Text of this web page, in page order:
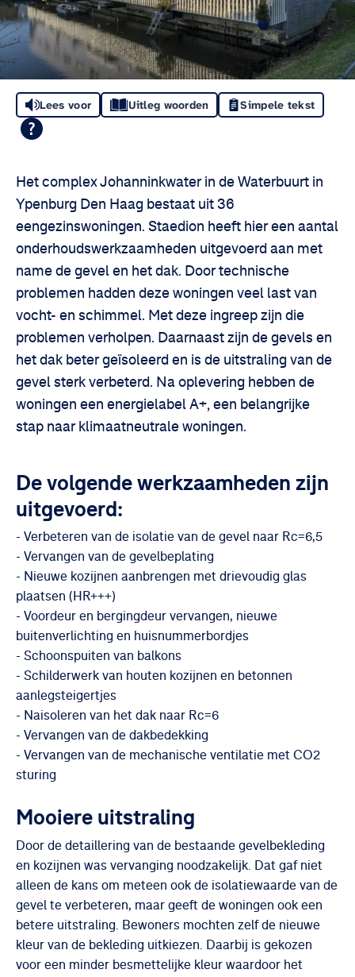
Lees voor Uitleg woorden Simpele tekst
Het complex Johanninkwater in de Waterbuurt in
Ypenburg Den Haag bestaat uit 36
eengezinswoningen. Staedion heeft hier een aantal
onderhoudswerkzaamheden uitgevoerd aan met
name de gevel en het dak. Door technische
problemen hadden deze woningen veel last van
vocht- en schimmel. Met deze ingreep zijn die
problemen verholpen. Daarnaast zijn de gevels en
het dak beter geïsoleerd en is de uitstraling van de
gevel sterk verbeterd. Na oplevering hebben de
woningen een energielabel A+, een belangrijke
stap naar klimaatneutrale woningen.
De volgende werkzaamheden zijn
uitgevoerd:
- Verbeteren van de isolatie van de gevel naar Rc=6,5
- Vervangen van de gevelbeplating
- Nieuwe kozijnen aanbrengen met drievoudig glas
plaatsen (HR+++)
- Voordeur en bergingdeur vervangen, nieuwe
buitenverlichting en huisnummerbordjes
- Schoonspuiten van balkons
- Schilderwerk van houten kozijnen en betonnen
aanlegsteigertjes
- Naisoleren van het dak naar Rc=6
- Vervangen van de dakbedekking
- Vervangen van de mechanische ventilatie met CO2
sturing
Mooiere uitstraling
Door de detaillering van de bestaande gevelbekleding
en kozijnen was vervanging noodzakelijk. Dat gaf niet
alleen de kans om meteen ook de isolatiewaarde van de
gevel te verbeteren, maar geeft de woningen ook een
betere uitstraling. Bewoners mochten zelf de nieuwe
kleur van de bekleding uitkiezen. Daarbij is gekozen
voor een minder besmettelijke kleur waardoor het